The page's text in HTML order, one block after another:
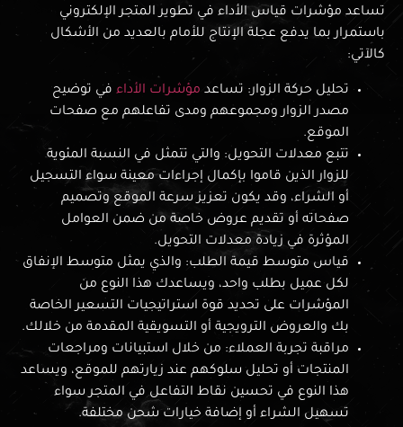
تساعد مؤشرات قياس الأداء في تطوير المتجر الإلكتروني
باستمرار بما يدفع عجلة الإنتاج للأمام بالعديد من الأشكال
كالآتي:
تحليل حركة الزوار: تساعد مؤشرات الأداء في توضيح
مصدر الزوار ومجموعهم ومدى تفاعلهم مع صفحات
الموقع.
تتبع معدلات التحويل: والتي تتمثل في النسبة المئوية
للزوار الذين قاموا بإكمال إجراءات معينة سواء التسجيل
أو الشراء، وقد يكون تعزيز سرعة الموقع وتصميم
صفحاته أو تقديم عروض خاصة من ضمن العوامل
المؤثرة في زيادة معدلات التحويل.
قياس متوسط قيمة الطلب: والذي يمثل متوسط الإنفاق
لكل عميل بطلب واحد، ويساعدك هذا النوع من
المؤشرات على تحديد قوة استراتيجيات التسعير الخاصة
بك والعروض الترويجية أو التسويقية المقدمة من خلالك.
مراقبة تجربة العملاء: من خلال استبيانات ومراجعات
المنتجات أو تحليل سلوكهم عند زيارتهم للموقع، ويساعد
هذا النوع في تحسين نقاط التفاعل في المتجر سواء
تسهيل الشراء أو إضافة خيارات شحن مختلفة.